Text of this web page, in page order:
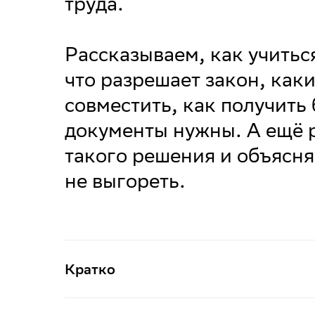
Рассказываем, как
что разрешает закон,
совместить, как
документы нужны. А ещё
такого решения и
не выгореть.
Кратко